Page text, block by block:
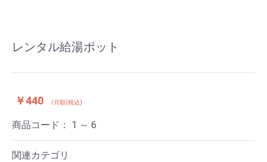
レンタル給湯ポット
￥440 /月額(税込)
商品コード： 1 ～ 6
関連カテゴリ